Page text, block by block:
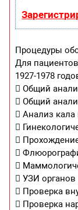
Процедуры
Для
1927-1978
 Общий
 Общий
 Анализ




 УЗИ
 Проверка
 Проверка